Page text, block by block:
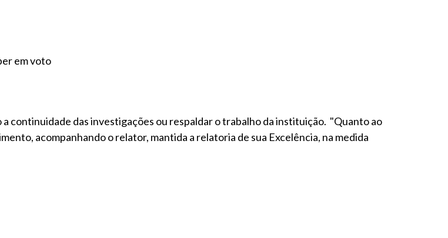
em voto
continuidade das investigações ou respaldar o trabalho da instituição. "Quanto ao
acompanhando o relator, mantida a relatoria de sua Excelência, na medida